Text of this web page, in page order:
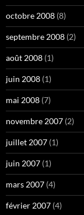
octobre 2008 (8)
septembre 2008 (2)
août 2008 (1)
juin 2008 (1)
mai 2008 (7)
novembre 2007 (2)
juillet 2007 (1)
juin 2007 (1)
mars 2007 (4)
février 2007 (4)